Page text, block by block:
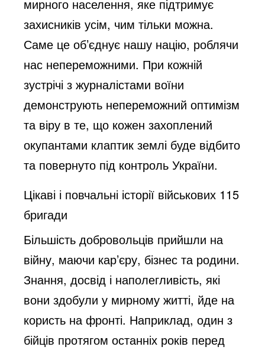
мирного населення, яке підтримує
захисників усім, чим тільки можна.
Саме це об’єднує нашу націю, роблячи
нас непереможними. При кожній
зустрічі з журналістами воїни
демонструють непереможний оптимізм
та віру в те, що кожен захоплений
окупантами клаптик землі буде відбито
та повернуто під контроль України.
Цікаві і повчальні історії військових 115
бригади
Більшість добровольців прийшли на
війну, маючи кар’єру, бізнес та родини.
Знання, досвід і наполегливість, які
вони здобули у мирному житті, йде на
користь на фронті. Наприклад, один з
бійців протягом останніх років перед